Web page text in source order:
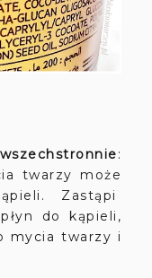
:
twarzy może
Zastąpi
do kąpieli,
mycia twarzy i